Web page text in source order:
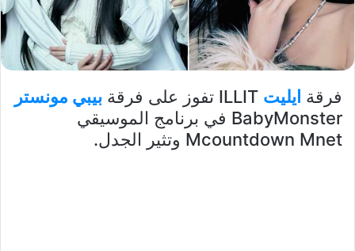
فرقة ايليت
بيبي مونستر
BabyMonster في برنامج الموسيقي
Mcountdown Mnet وتثير الجدل.